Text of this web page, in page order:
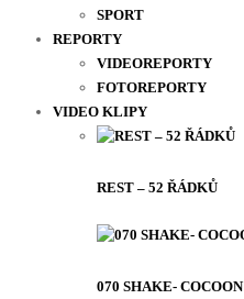
SPORT
REPORTY
VIDEOREPORTY
FOTOREPORTY
VIDEO KLIPY
REST – 52 ŘÁDKŮ
070 SHAKE- COCOON